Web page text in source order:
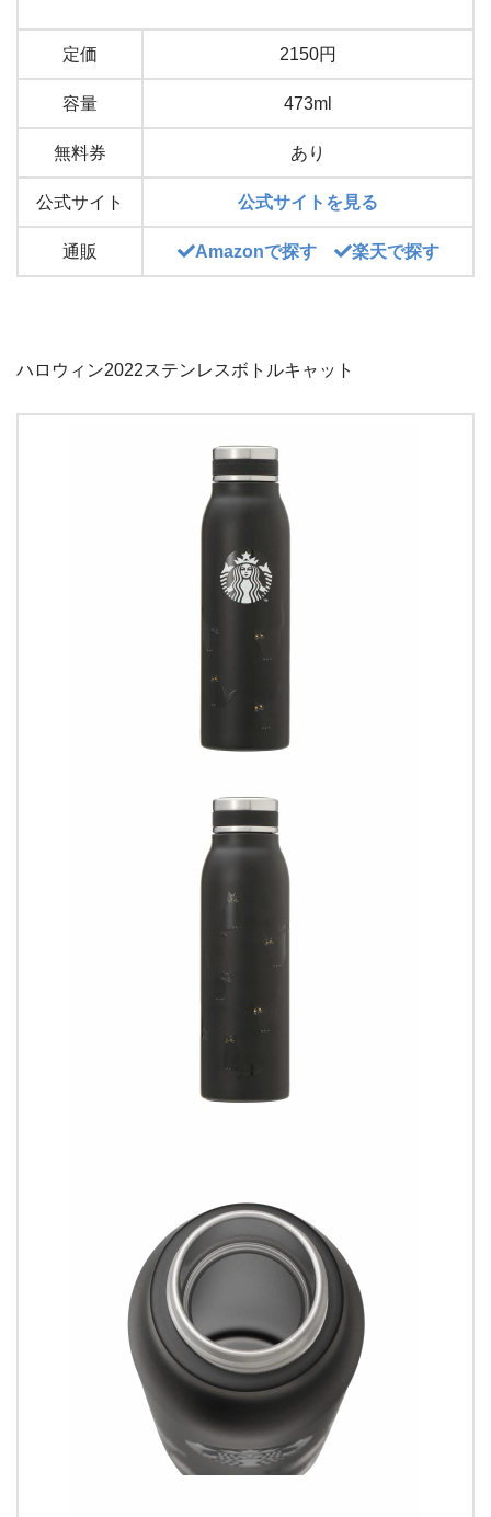
定価 2150円
容量 473ml
無料券 あり
公式サイト 公式サイトを見る
通販 Amazonで探す 楽天で探す
ハロウィン2022ステンレスボトルキャット